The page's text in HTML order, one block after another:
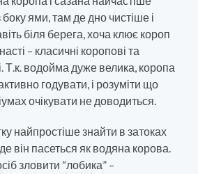
ями, там де дно чистіше і
біля берега, хоча клює короп
– класичні коропові та
Т.к. водойма дуже велика, коропа
годувати, і розуміти що
очікувати не доводиться.
найпростіше знайти в затоках
де він пасеться як водяна корова.
зловити “лобика” –